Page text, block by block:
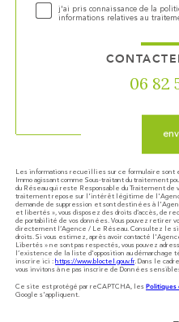
j'ai pris connaissance de la
informations relatives au
06 82
Les informations recueillies sur ce formulaire
Immo agissant comme Sous-traitant du traitement
du Réseau qui reste Responsable du Traitement
traitement repose sur l'intérêt légitime de
demande de suppression et sont destinées à
et libertés », vous disposez des droits d’accès, de
de portabilité de vos données. Vous pouvez retirer
directement l’Agence / Le Réseau. Consultez le
droits. Si vous estimez, après avoir contacté
Libertés » ne sont pas respectés, vous pouvez
l’existence de la liste d'opposition au démarchage
inscrire ici : https://www.bloctel.gouv.fr. Dans le
vous invitons à ne pas inscrire de Données
Ce site est protégé par reCAPTCHA, les Politiques
Google s'appliquent.